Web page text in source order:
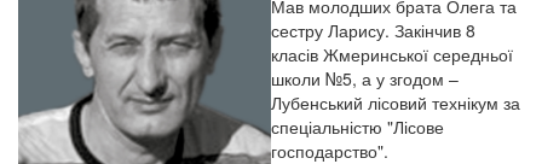
Мав молодших брата Олега та
сестру Ларису. Закінчив 8
класів Жмеринської середньої
школи №5, а у згодом –
Лубенський лісовий технікум за
спеціальністю "Лісове
господарство".